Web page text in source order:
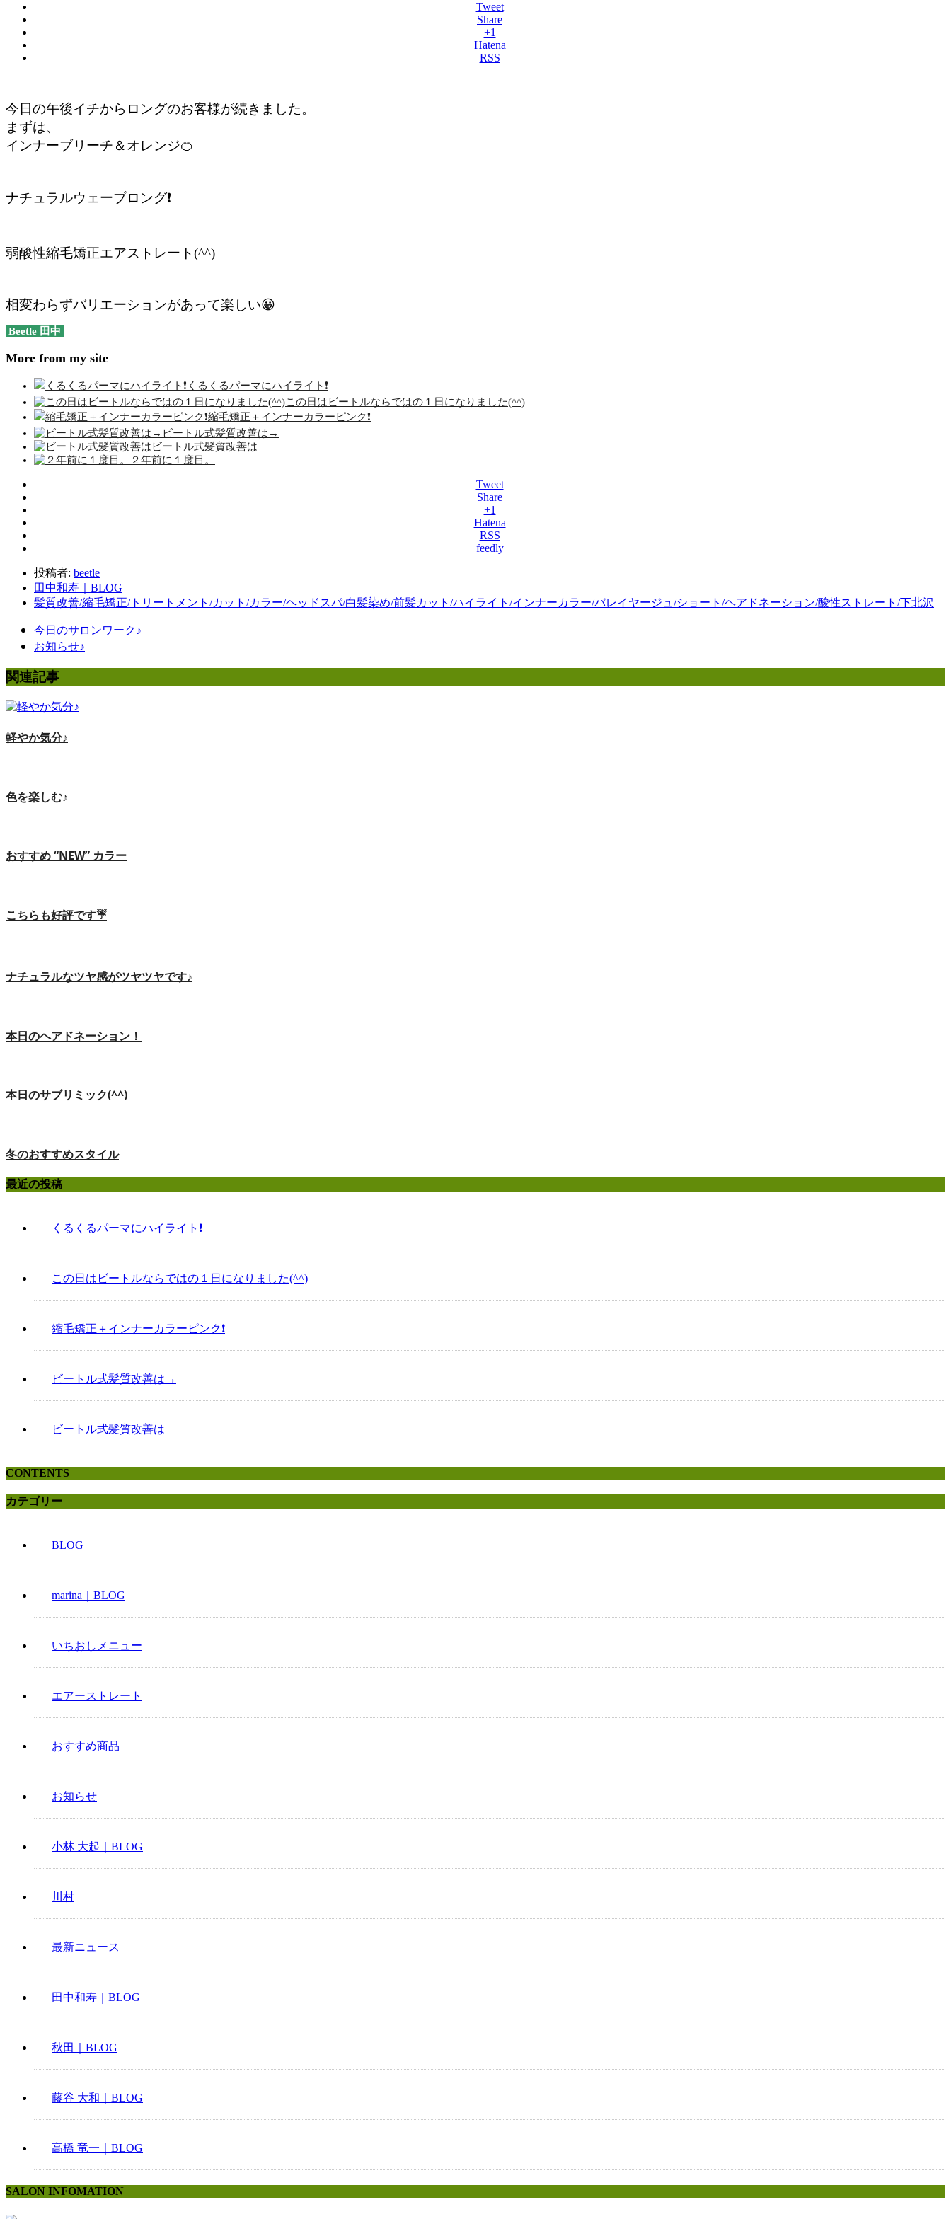
Tweet
Share
+1
Hatena
RSS
今日の午後イチからロングのお客様が続きました。
まずは、
インナーブリーチ＆オレンジ🍊
ナチュラルウェーブロング❗️
弱酸性縮毛矯正エアストレート(^^)
相変わらずバリエーションがあって楽しい😀
Beetle 田中
More from my site
くるくるパーマにハイライト❗️
この日はビートルならではの１日になりました(^^)
縮毛矯正＋インナーカラーピンク❗️
ビートル式髪質改善は→
ビートル式髪質改善は
２年前に１度目。
Tweet
Share
+1
Hatena
RSS
feedly
投稿者: beetle
田中和寿｜BLOG
髪質改善/縮毛矯正/トリートメント/カット/カラー/ヘッドスパ/白髪染め/前髪カット/ハイライト/インナーカラー/バレイヤージュ/ショート/ヘアドネーション/酸性ストレート/下北沢
今日のサロンワーク♪
お知らせ♪
関連記事
軽やか気分♪
色を楽しむ♪
おすすめ “NEW” カラー
こちらも好評です☔️
ナチュラルなツヤ感がツヤツヤです♪
本日のヘアドネーション！
本日のサブリミック(^^)
冬のおすすめスタイル
最近の投稿
くるくるパーマにハイライト❗️
この日はビートルならではの１日になりました(^^)
縮毛矯正＋インナーカラーピンク❗️
ビートル式髪質改善は→
ビートル式髪質改善は
CONTENTS
カテゴリー
BLOG
marina｜BLOG
いちおしメニュー
エアーストレート
おすすめ商品
お知らせ
小林 大起｜BLOG
川村
最新ニュース
田中和寿｜BLOG
秋田｜BLOG
藤谷 大和｜BLOG
高橋 竜一｜BLOG
SALON INFOMATION